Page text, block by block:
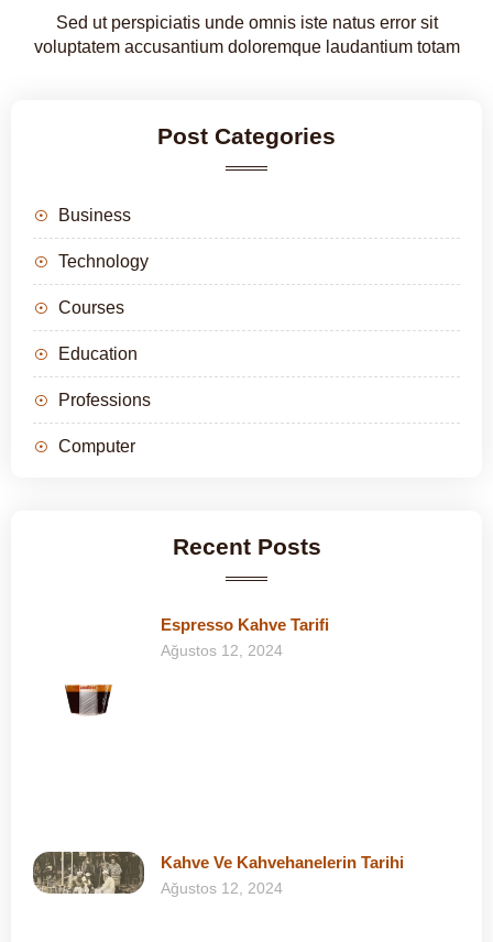
Sed ut perspiciatis unde omnis iste natus error sit
voluptatem accusantium doloremque laudantium totam
Post Categories
Business
Technology
Courses
Education
Professions
Computer
Recent Posts
Espresso Kahve Tarifi
Ağustos 12, 2024
Kahve Ve Kahvehanelerin Tarihi
Ağustos 12, 2024